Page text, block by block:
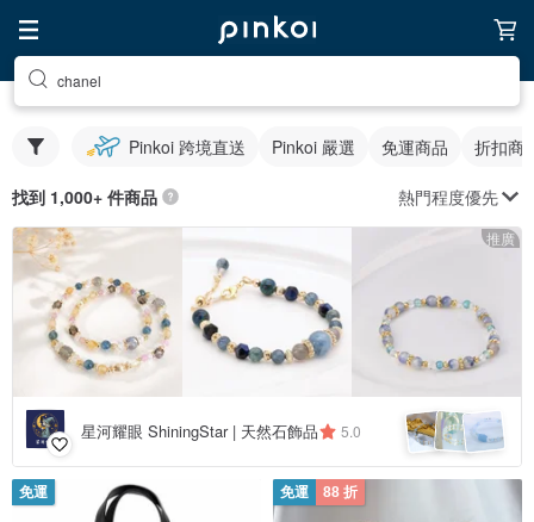
chanel
Pinkoi 跨境直送 Pinkoi 嚴選 免運商品 折扣商
找到 1,000+ 件商品 熱門程度優先
推廣
星河耀眼 ShiningStar | 天然石飾品 5.0
免運 免運 88 折